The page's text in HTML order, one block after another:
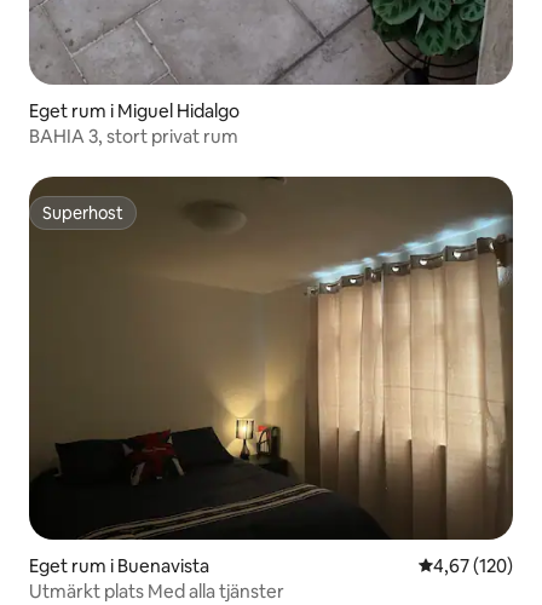
Eget rum i Miguel Hidalgo
BAHIA 3, stort privat rum
Superhost
Superhost
Eget rum i Buenavista 4,67 av 5 i
4,67 (120)
Utmärkt plats Med alla tjänster